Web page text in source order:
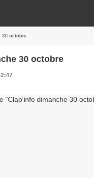
30 octobre
30 octobre